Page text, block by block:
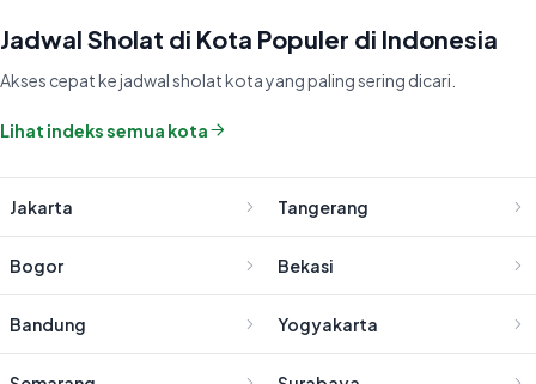
Jadwal Sholat di Kota Populer di Indonesia
Akses cepat ke jadwal sholat kota yang paling sering dicari.
Lihat indeks semua kota
Jakarta Tangerang
Bogor Bekasi
Bandung Yogyakarta